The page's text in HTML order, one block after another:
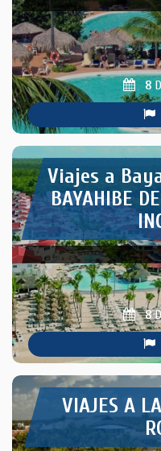
8
Viajes a
BAYAHIBE
8
VIAJES A